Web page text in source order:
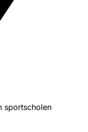
sportscholen